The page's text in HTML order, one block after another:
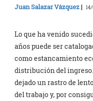
Juan Salazar Vázquez |
Lo que ha venido
años puede ser
como estancamiento
distribución del
dejado un rastro de
del trabajo y, por